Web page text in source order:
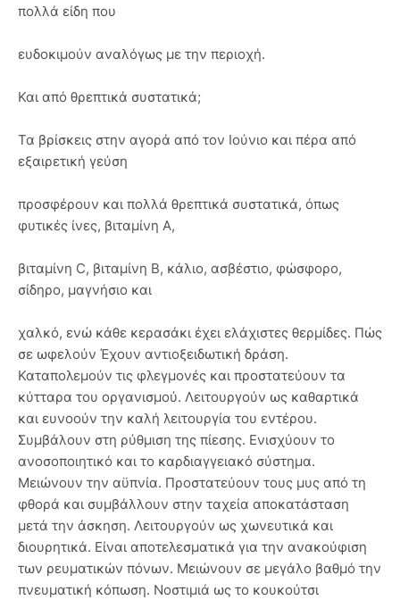
πολλά είδη που
ευδοκιμούν αναλόγως με την περιοχή.
Και από θρεπτικά συστατικά;
Τα βρίσκεις στην αγορά από τον Ιούνιο και πέρα από
εξαιρετική γεύση
προσφέρουν και πολλά θρεπτικά συστατικά, όπως
φυτικές ίνες, βιταμίνη Α,
βιταμίνη C, βιταμίνη B, κάλιο, ασβέστιο, φώσφορο,
σίδηρο, μαγνήσιο και
χαλκό, ενώ κάθε κερασάκι έχει ελάχιστες θερμίδες. Πώς
σε ωφελούν Έχουν αντιοξειδωτική δράση.
Καταπολεμούν τις φλεγμονές και προστατεύουν τα
κύτταρα του οργανισμού. Λειτουργούν ως καθαρτικά
και ευνοούν την καλή λειτουργία του εντέρου.
Συμβάλουν στη ρύθμιση της πίεσης. Ενισχύουν το
ανοσοποιητικό και το καρδιαγγειακό σύστημα.
Μειώνουν την αϋπνία. Προστατεύουν τους μυς από τη
φθορά και συμβάλλουν στην ταχεία αποκατάσταση
μετά την άσκηση. Λειτουργούν ως χωνευτικά και
διουρητικά. Είναι αποτελεσματικά για την ανακούφιση
των ρευματικών πόνων. Μειώνουν σε μεγάλο βαθμό την
πνευματική κόπωση. Νοστιμιά ως το κουκούτσι